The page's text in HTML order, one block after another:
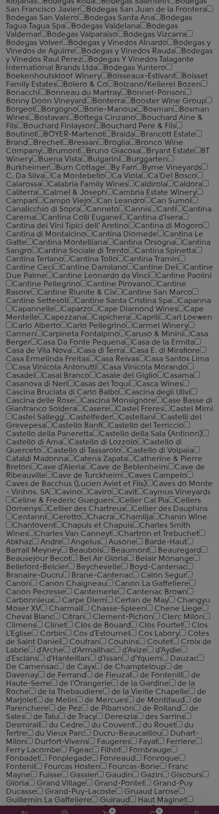
0 0
San Francisco Javier
Bodegas San Juan de la Frontera
Bodegas San Valero
Bodegas Santa Ana
Bodegas
Tagua Tagua Spa
Bodegas Valdelana
Bodegas
Valdemar
Bodegas Valparaiso
Bodegas Vizcarra
Bodegas Volver
Bodegas y Vinedos Alnardo
Bodegas y
Vinedos de Aguirre
Bodegas y Vinedos Rauda
Bodegas
y Vinedos Raul Perez
Bodegas Y Vinedos Talagante
International Brands Ltda
Bodegas Yuntero
Boekenhoutskloof Winery
Boisseaux-Estivant
Boisset
Family Estates
Bolero & Co
Bolzano/Kellerei Bozen
Bonacchi
Bonneau du Martray
Bonnet-Ponson
Bonny Doon Vineyard
Bonterra
Booster Wine Group
Borgeot
Borgogno Borie-Manoux Bosman
Bosman
Wines
Bostavan Bottega Cinzano
Bouchard Aine &
Fils
Bouchard Finlayson
Bouchard Pere & Fils
Boutinot
BOYER-Martenot Braida
Brancott Estate
Brand
Brechet Bressan Broglia
Bronco Wine
Company
Brumont Bruno Giacosa Bryant Estate
BT
Winery
Buena Vista Bulgarini
Burggarten
Burkheimer
Burn Cottage By Farr
Byrne Vineyards
C. Da Silva
Ca Montebello Ca Viola
Ca'Del Bosco
Caiarossa
Calabria Family Wines Caldirola
Caldora
Caliterra
Calmel & Joseph
Cambria Estate Winery
Campari
Campo Viejo Can Leandro
Can Sumoi
Canalicchio di Sopra
Canneto Cannis Canti
Cantina
Carema
Cantina Colli Euganei
Cantina d'Isera
Cantina dei Vini Tipici dell' Aretino
Cantina di Mogoro
Cantina di Montalcino
Cantina Diomede
Cantina Le
Gatte
Cantina Montelliana Cantina Orsogna
Cantina
Sangro
Cantina Sociale di Trento
Cantina Spinetta
Cantina Terlano
Cantina Tollo
Cantina Tramin
Cantine Ceci
Cantine Damilano Cantine Dei
Cantine
Due Palme
Cantine Leonardo da Vinci
Cantine Paolini
Cantine Pellegrino
Cantine Pirovano
Cantine
Rasore
Cantine Riunite & Civ
Cantine San Marco
Cantine Settesoli
Cantinе Santa Cristina Spa
Capanna
Capannelle
Caparzo Cape Diamond Wines
Cape
Mentelle
Capezzana Capichera Caprili
Carl Loewen
Carlo Alberto
Carlo Pellegrino
Carmel Winery
Carmen
Carpineta Fontalpino Caruso & Minini
Casa
Berger
Casa Da Fonte Pequena
Casa de la Ermita
Casa de Vila Nova
Casa di Terra
Casa E. di Mirafiore
Casa Ermelinda Freitas
Casa Relvas
Casa Santos Lima
Casa Vinicola Antonutti
Casa Vinicola Morando
Casadei
Casal Branco Casale del Giglio
Casama
Casanova di Neri
Casas del Toqui
Casca Wines
Cascina Bruciata di Carlo Balbo
Cascina degli Ulivi
Cascina delle Rose
Cascina Monsignore
Case Basse di
Gianfranco Soldera
Casere Castel Freres
Castel Mimi
Castel Sallegg
Castelfeder Castellani
Castelli del
Grevepesa
Castello Banfi
Castello del Terriccio
Castello della Paneretta
Castello della Sala (Antinori)
Castello di Ama
Castello di Lozzolo
Castello di
Querceto
Castello di Tassarolo
Castello di Volpaia
Cataldi Madonna
Catena Zapata
Catherine & Pierre
Breton
Cave d'Aleria Cave de Beblenheim
Cave de
Ribeauville
Cave de Turckheim
Caves Campelo
Caves de Bacchus (Lucien Aviet et Fils)
Caves do Monte
- Vinhos. SA
Cavino Caviro Cavit
Caymus Vineyards
Celine & Frederic Gueguen
Celler Cal Pla
Cellers
Domenys
Cellier des Chartreux
Cellier des Dauphins
Centanni
Ceretto Chacra Chamlija
Chanin Wine
Chantovent
Chapuis et Chapuis
Charles Smith
Wines
Charles Van Canneyt
Chartron et Trebuchet
Abkhaz
Andre Angelus Ausone
Barde-Haut
Barrail Meyney
Beaubois Beaumont
Beauregard
Beausejour Becot
Bel Air Gloria
Belair Monange
Bellefont-Belcier
Beychevelle
Boyd-Cantenac
Branaire-Ducru
Brane-Cantenac
Calon Segur
Canon
Canon Chaigneau
Canon La Gaffeliere
Canon Pecresse
Cantemerle
Cantenac Brown
Carbonnieux
Carpe Diem Certan de May
Changyu
Moser XV
Charmail Chasse-Spleen
Chene Liege
Cheval Blanc
Citran Clement-Pichon
Clerc Milon
Climens
Clinet Clos de Bouard Clos Fourtet
Clos
L'Eglise
Corbin Cos d'Estournel Cos Labory
Cotes
de Saint Daniel
Coufran Couhins Coutet
Croix de
Labrie
d'Arche d'Armailhac d'Avize
d'Aydie
d'Esclans
d'Hanteillan d'Issan d'Yquem
Dauzac
De Camensac
de Cayx de Champteloup
de
Davenay
de Ferrand de Fieuzal de Fontenill
de
Haute-Serre
de l'Orangerie de la Gardine
de la
Roche
de la Thebaudiere de la Vieille Chapelle
de
Marjolet
de Melin de Mercues de Montifaud
de
Parenchere
de Pez de Pibarnon de Rolland
de
Sales
de Talu de Tracy Dereszla
des Sarrins
Desmirail
du Cedre du Couvent du Rouet
du
Tertre
du Vieux Parc Ducru-Beaucaillou
Duhart-
Milon
Durfort-Vivens Faugeres Fayat
Ferriere
Ferry Lacombe
Figeac Filhot
Fombrauge
Fonbadet
Fonplegade Fonreaud
Fonroque
Fontenil
Fourcas Hosten Fourcas-Borie
Franc
Mayne
Fuisse Gassier Gaudin Gazin
Giscours
Gloria
Grand Village Grand-Pontet
Grand-Puy
Ducasse
Grand-Puy-Lacoste
Gruaud Larose
Guillemin La Gaffeliere
Guiraud
Haut Maginet
Haut-Bages Liberal
Haut-Bailly Haut-Batailley